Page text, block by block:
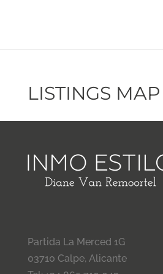
LISTINGS MAP
Partida La Merced 1G
03710 Calpe, Alicante